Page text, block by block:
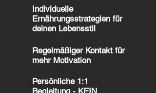
Individuelle
Ernährungsstrategien für
deinen Lebensstil
Regelmäßiger Kontakt für
mehr Motivation
Persönliche 1:1
Begleitung - KEIN